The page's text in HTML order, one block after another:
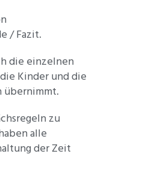
/ Fazit.
die einzelnen
Kinder und die
übernimmt.
zu
alle
der Zeit